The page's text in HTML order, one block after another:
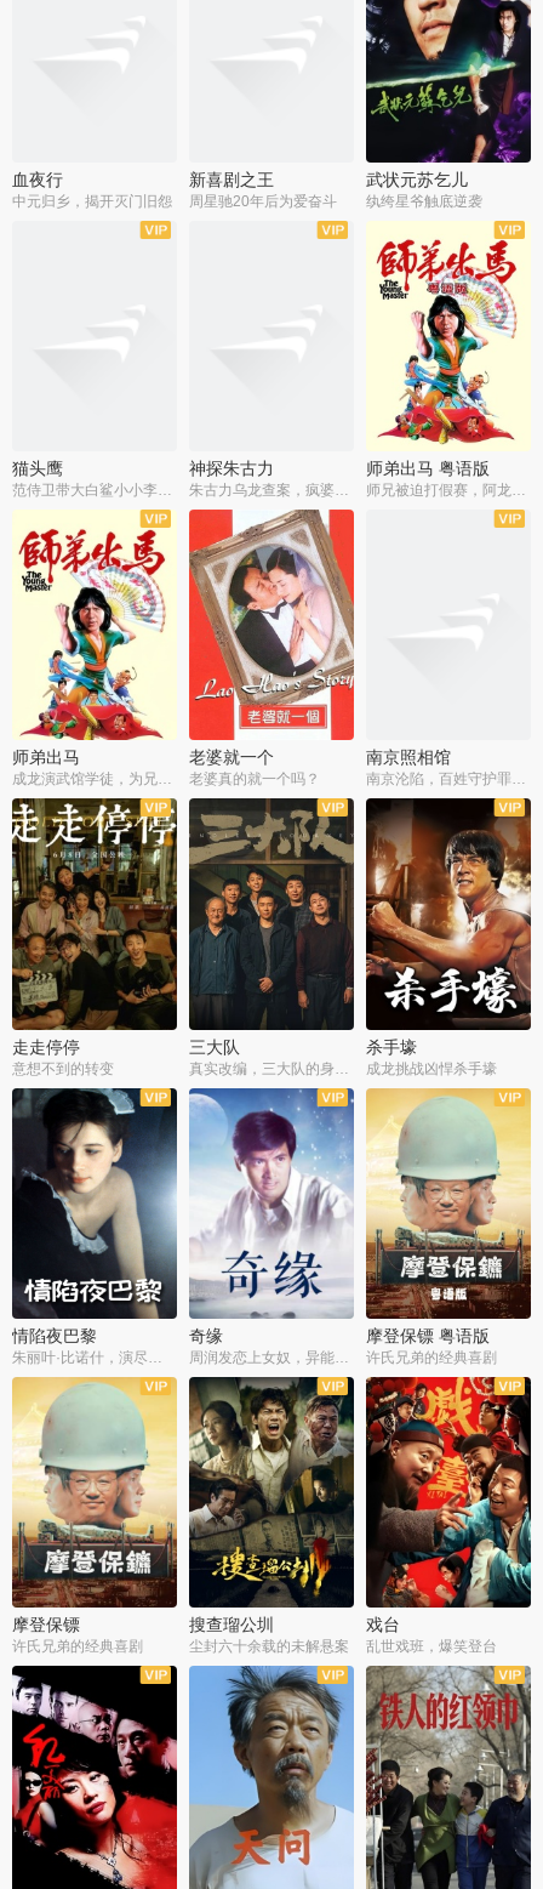
血夜行
中元归乡，揭开灭门旧怨
新喜剧之王
周星驰20年后为爱奋斗
武状元苏乞儿
纨绔星爷触底逆袭
猫头鹰
范侍卫带大白鲨小小李破案寻妃
神探朱古力
朱古力乌龙查案，疯婆子神助攻
师弟出马 粤语版
师兄被迫打假赛，阿龙追查斗黑帮
师弟出马
成龙演武馆学徒，为兄搏命战黑道
老婆就一个
老婆真的就一个吗？
南京照相馆
南京沦陷，百姓守护罪证底片
走走停停
意想不到的转变
三大队 杀手壕
成龙挑战凶悍杀手壕
情陷夜巴黎
朱丽叶·比诺什，演尽失爱之痛
奇缘
周润发恋上女奴，异能护体战邪派
摩登保镖 粤语版
许氏兄弟的经典喜剧
摩登保镖
许氏兄弟的经典喜剧
搜查瑠公圳
尘封六十余载的未解悬案
戏台
乱世戏班，爆笑登台